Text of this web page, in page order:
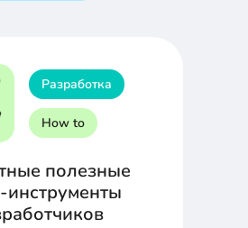
Разработка
How to
полезные
инструменты